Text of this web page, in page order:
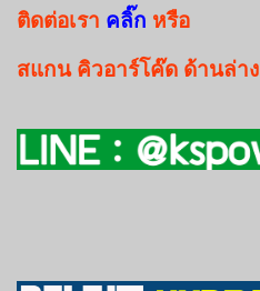
ติดต่อเรา คลิ๊ก หรือ
สแกนคิวอาร์โค๊ด ด้านล่าง